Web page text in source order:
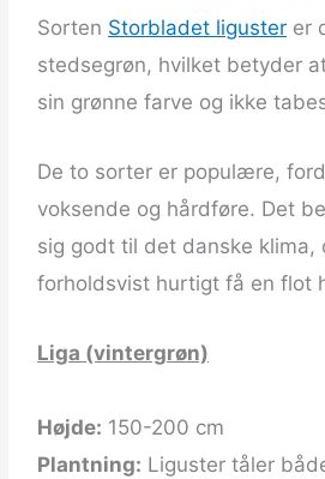
Sorten Storbladet liguster er
stedsegrøn, hvilket betyder
sin grønne farve og ikke
De to sorter er populære,
voksende og hårdføre. Det
sig godt til det danske klima,
forholdsvist hurtigt få en flot
Liga (vintergrøn)
Højde: 150-200 cm
Plantning: Liguster tåler